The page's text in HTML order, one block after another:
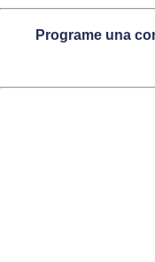
Programe una
Causales